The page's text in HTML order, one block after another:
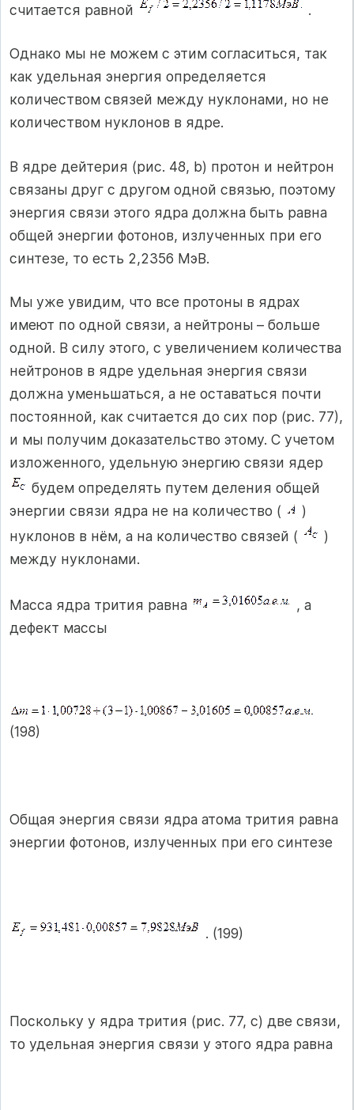
считается равной
.
Однако мы не можем с этим согласиться, так
как удельная энергия определяется
количеством связей между нуклонами, но не
количеством нуклонов в ядре.
В ядре дейтерия (рис. 48, b) протон и нейтрон
связаны друг с другом одной связью, поэтому
энергия связи этого ядра должна быть равна
общей энергии фотонов, излученных при его
синтезе, то есть 2,2356 МэВ.
Мы уже увидим, что все протоны в ядрах
имеют по одной связи, а нейтроны – больше
одной. В силу этого, с увеличением количества
нейтронов в ядре удельная энергия связи
должна уменьшаться, а не оставаться почти
постоянной, как считается до сих пор (рис. 77),
и мы получим доказательство этому. С учетом
изложенного, удельную энергию связи ядер
будем определять путем деления общей
энергии связи ядра не на количество (
)
нуклонов в нём, а на количество связей (
)
между нуклонами.
Масса ядра трития равна
, а
дефект массы
(198)
Общая энергия связи ядра атома трития равна
энергии фотонов, излученных при его синтезе
. (199)
Поскольку у ядра трития (рис. 77, с) две связи,
то удельная энергия связи у этого ядра равна